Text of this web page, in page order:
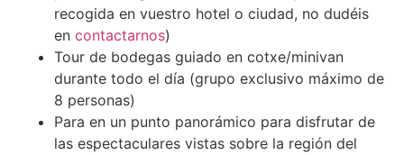
recogida en vuestro hotel o ciudad, no dudéis
en contactarnos)
Tour de bodegas guiado en cotxe/minivan
durante todo el día (grupo exclusivo máximo de
8 personas)
Para en un punto panorámico para disfrutar de
las espectaculares vistas sobre la región del